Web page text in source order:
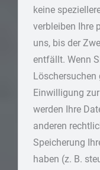
keine
verbleiben Ihre
uns, bis der
entfällt. Wenn
Einwilligung
werden Ihre
anderen
Speicherung
haben (z. B.